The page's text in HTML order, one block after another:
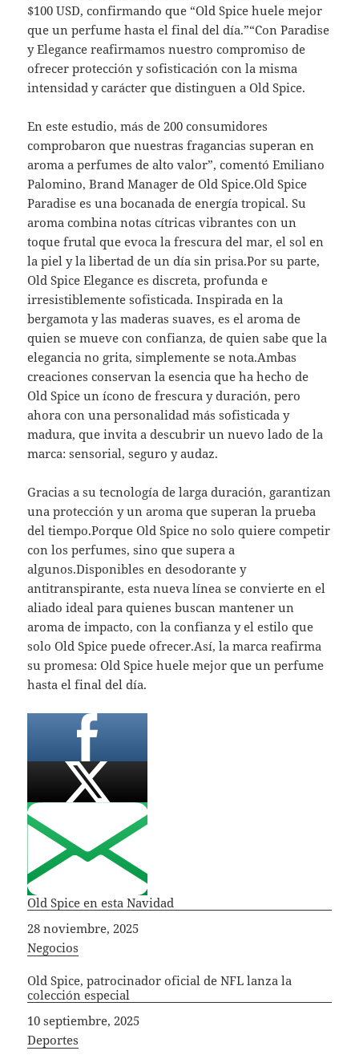
$100 USD, confirmando que “Old Spice huele mejor
que un perfume hasta el final del día.”“Con Paradise
y Elegance reafirmamos nuestro compromiso de
ofrecer protección y sofisticación con la misma
intensidad y carácter que distinguen a Old Spice.
En este estudio, más de 200 consumidores
comprobaron que nuestras fragancias superan en
aroma a perfumes de alto valor”, comentó Emiliano
Palomino, Brand Manager de Old Spice.Old Spice
Paradise es una bocanada de energía tropical. Su
aroma combina notas cítricas vibrantes con un
toque frutal que evoca la frescura del mar, el sol en
la piel y la libertad de un día sin prisa.Por su parte,
Old Spice Elegance es discreta, profunda e
irresistiblemente sofisticada. Inspirada en la
bergamota y las maderas suaves, es el aroma de
quien se mueve con confianza, de quien sabe que la
elegancia no grita, simplemente se nota.Ambas
creaciones conservan la esencia que ha hecho de
Old Spice un ícono de frescura y duración, pero
ahora con una personalidad más sofisticada y
madura, que invita a descubrir un nuevo lado de la
marca: sensorial, seguro y audaz.
Gracias a su tecnología de larga duración, garantizan
una protección y un aroma que superan la prueba
del tiempo.Porque Old Spice no solo quiere competir
con los perfumes, sino que supera a
algunos.Disponibles en desodorante y
antitranspirante, esta nueva línea se convierte en el
aliado ideal para quienes buscan mantener un
aroma de impacto, con la confianza y el estilo que
solo Old Spice puede ofrecer.Así, la marca reafirma
su promesa: Old Spice huele mejor que un perfume
hasta el final del día.
Old Spice en esta Navidad
Fecha
28 noviembre, 2025
In relation to
Negocios
Old Spice, patrocinador oficial de NFL lanza la
colección especial
Fecha
10 septiembre, 2025
In relation to
Deportes